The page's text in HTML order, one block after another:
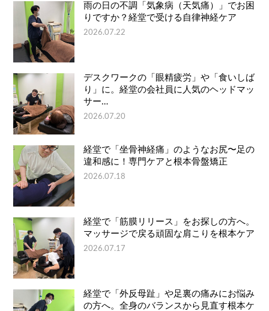
雨の日の不調「気象病（天気痛）」でお困
りですか？経堂で受ける自律神経ケア
2026.07.22
デスクワークの「眼精疲労」や「食いしば
り」に。経堂の会社員に人気のヘッドマッ
サー…
2026.07.20
経堂で「坐骨神経痛」のようなお尻〜足の
違和感に！専門ケアと根本骨盤矯正
2026.07.18
経堂で「筋膜リリース」をお探しの方へ。
マッサージで戻る頑固な肩こりを根本ケア
2026.07.17
経堂で「外反母趾」や足裏の痛みにお悩み
の方へ。全身のバランスから見直す根本ケ